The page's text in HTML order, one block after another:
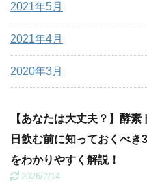
2021年5月
2021年4月
2020年3月
【あなたは大丈夫？】酵素
日飲む前に知っておくべき
をわかりやすく解説！
2026/2/14